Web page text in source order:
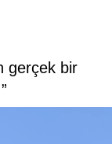
gerçek bir